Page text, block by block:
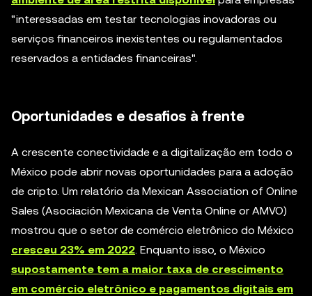
"interessadas em testar tecnologias inovadoras ou
serviços financeiros inexistentes ou regulamentados
reservados a entidades financeiras".
Oportunidades e desafios à frente
A crescente conectividade e a digitalização em todo o
México pode abrir novas oportunidades para a adoção
de cripto. Um relatório da Mexican Association of Online
Sales (Asociación Mexicana de Venta Online or AMVO)
mostrou que o setor de comércio eletrônico do México
cresceu 23% em 2022. Enquanto isso, o México
supostamente tem a maior taxa de crescimento
em comércio eletrônico e pagamentos digitais em